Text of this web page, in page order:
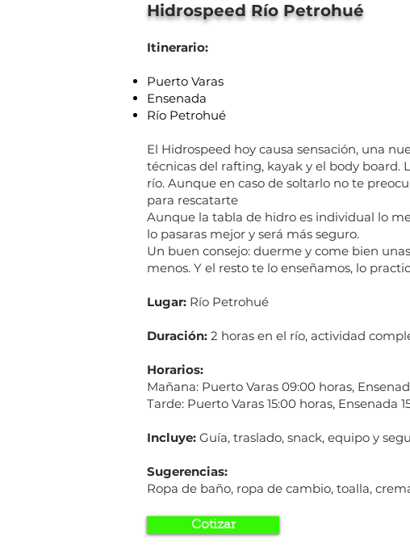
Hidrospeed Río Petrohué
Itinerario:
Puerto Varas
Ensenada
Río Petrohué
El Hidrospeed hoy causa sensación, una
técnicas del rafting, kayak y el body board.
río. Aunque en caso de soltarlo no te
para rescatarte
Aunque la tabla de hidro es individual lo
lo pasaras mejor y será más seguro.
Un buen consejo: duerme y come bien
menos. Y el resto te lo enseñamos, lo
Lugar: Río Petrohué
Duración: 2 horas en el río, actividad
Horarios:
Mañana: Puerto Varas 09:00 horas,
Tarde: Puerto Varas 15:00 horas, Ensenada
Incluye: Guía, traslado, snack, equipo y
Sugerencias:
Ropa de baño, ropa de cambio, toalla,
Cotizar